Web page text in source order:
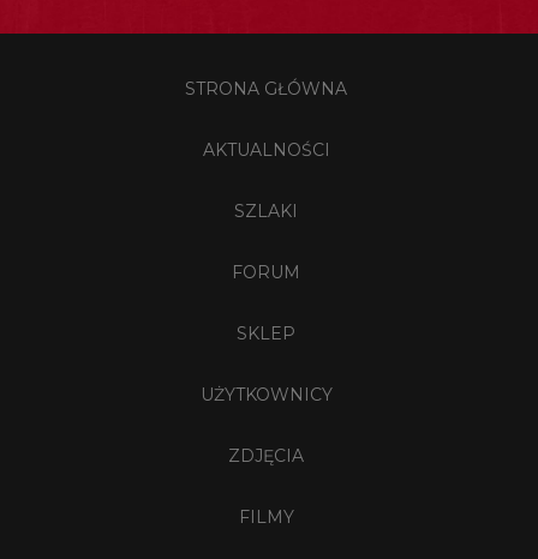
STRONA GŁÓWNA
AKTUALNOŚCI
SZLAKI
FORUM
SKLEP
UŻYTKOWNICY
ZDJĘCIA
FILMY